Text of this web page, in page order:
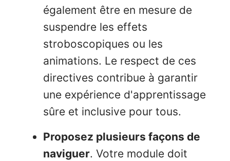
également être en mesure de
suspendre les effets
stroboscopiques ou les
animations. Le respect de ces
directives contribue à garantir
une expérience d'apprentissage
sûre et inclusive pour tous.
Proposez plusieurs façons de
naviguer. Votre module doit